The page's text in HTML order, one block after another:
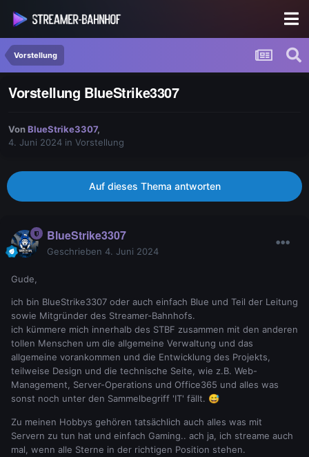
Vorstellung
Vorstellung BlueStrike3307
VonBlueStrike3307,
4. Juni 2024 in Vorstellung
Auf dieses Thema antworten
BlueStrike3307
Geschrieben 4. Juni 2024
Gude,
ich bin BlueStrike3307 oder auch einfach Blue und Teil der Leitung
sowie Mitgründer des Streamer-Bahnhofs.
ich kümmere mich innerhalb des STBF zusammen mit den anderen
tollen Menschen um die allgemeine Verwaltung und das
allgemeine vorankommen und die Entwicklung des Projekts,
teilweise Design und die technische Seite, wie z.B. Web-
Management, Server-Operations und Office365 und alles was
sonst noch unter den Sammelbegriff 'IT' fällt. 😅
Zu meinen Hobbys gehören tatsächlich auch alles was mit
Servern zu tun hat und einfach Gaming.. ach ja, ich streame auch
mal, wenn alle Sterne in der richtigen Position stehen.